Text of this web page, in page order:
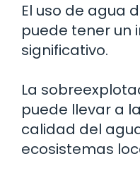
El uso de agua
puede tener
significativo.
La
puede llevar a
calidad del
ecosistemas